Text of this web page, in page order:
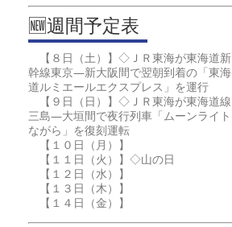
🆕週間予定表
【８日（土）】◇ＪＲ東海が東海道新
幹線東京―新大阪間で翌朝到着の「東海
道ルミエールエクスプレス」を運行
【９日（日）】◇ＪＲ東海が東海道線
三島―大垣間で夜行列車「ムーンライト
ながら」を復刻運転
【１０日（月）】
【１１日（火）】◇山の日
【１２日（水）】
【１３日（木）】
【１４日（金）】